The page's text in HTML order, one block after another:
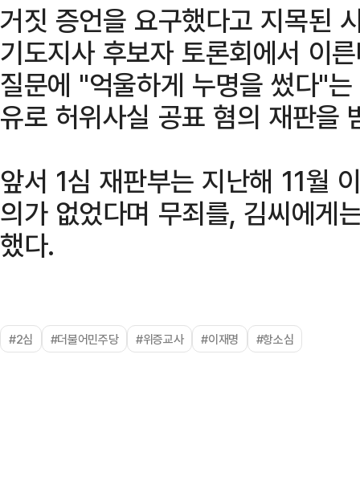
거짓 증언을 요구했다고 지목된
기도지사 후보자 토론회에서 이
질문에 "억울하게 누명을 썼다"
유로 허위사실 공표 혐의 재판을
앞서 1심 재판부는 지난해 11월
의가 없었다며 무죄를, 김씨에
했다.
#2심 #더불어민주당 #위증교사 #이재명 #항소심